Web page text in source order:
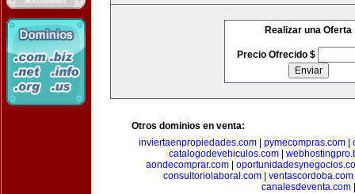
Realizar una Oferta
Precio Ofrecido $
Otros dominios en venta:
inviertaenpropiedades.com| pymecompras.com|
catalogodevehiculos.com|
aondecomprar.com
consultoriolaboral.com
ventascordoba.com
canalesdeventa.com|